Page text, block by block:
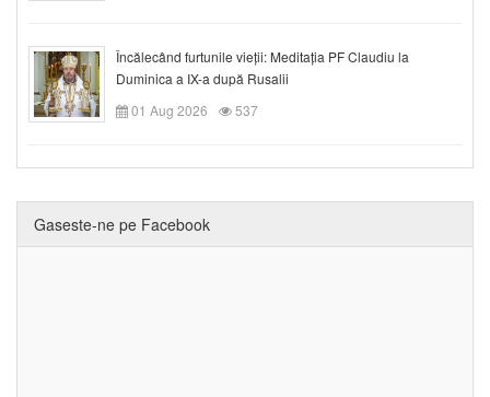
Încălecând furtunile vieții: Meditația PF Claudiu la
Duminica a IX-a după Rusalii
01 Aug 2026
537
Gaseste-ne pe Facebook